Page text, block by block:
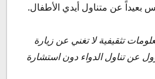
بعيداً عن متناول أيدي الأطفال.
تثقيفية لا تغني عن زيارة
عن تناول الدواء دون استشارة